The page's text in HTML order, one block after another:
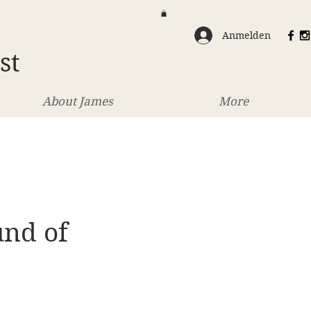
Anmelden
About James More
of